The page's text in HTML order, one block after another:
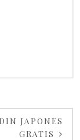
JAPONES
GRATIS